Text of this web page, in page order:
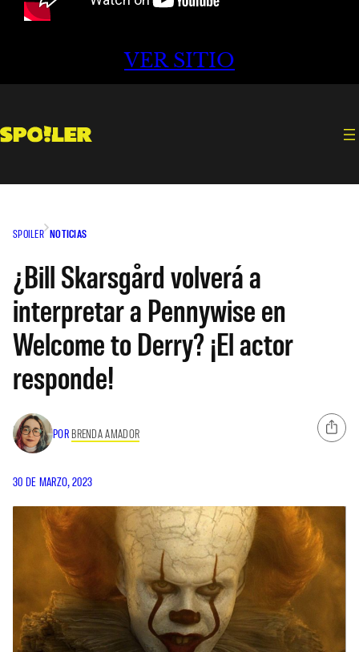
VER SITIO
SPOILER NOTICIAS
¿Bill Skarsgård volverá a
interpretar a Pennywise en
Welcome to Derry? ¡El actor
responde!
POR BRENDA AMADOR
30 DE MARZO, 2023